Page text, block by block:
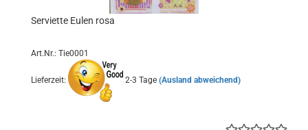
Serviette Eulen rosa
Art.Nr.: Tie0001
Lieferzeit: 2-3 Tage (Ausland abweichend)